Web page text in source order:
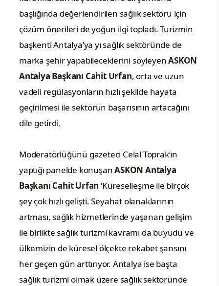
başlığında değerlendirilen sağlık sektörü için
çözüm önerileri de yoğun ilgi topladı. Turizmin
başkenti Antalya’ya yı sağlık sektöründe de
marka şehir yapabileceklerini söyleyenASKON
Antalya Başkanı Cahit Urfan, orta ve uzun
vadeli regülasyonların hızlı şekilde hayata
geçirilmesi ile sektörün başarısının artacağını
dile getirdi.
Moderatörlüğünü gazeteci Celal Toprak’ın
yaptığı panelde konuşanASKON Antalya
Başkanı Cahit Urfan ‘Küreselleşme ile birçok
şey çok hızlı gelişti. Seyahat olanaklarının
artması, sağlık hizmetlerinde yaşanan gelişim
ile birlikte sağlık turizmi kavramı da büyüdü ve
ülkemizin de küresel ölçekte rekabet şansını
her geçen gün arttırıyor. Antalya ise başta
sağlık turizmi olmak üzere sağlık sektöründe